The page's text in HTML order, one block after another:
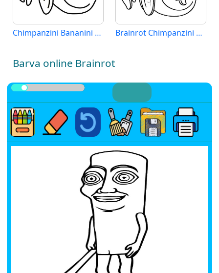
Chimpanzini Bananini Brainrot Brainrot Chimpanzini Bananini
Barva online Brainrot